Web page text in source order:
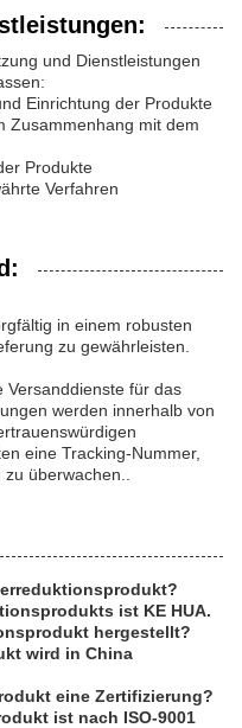
und Dienstleistungen
Einrichtung der Produkte
Zusammenhang mit dem
Produkte
Verfahren
in einem robusten
zu gewährleisten.
Versanddienste für das
werden innerhalb von
eine Tracking-Nummer,
überwachen..
ist KE HUA.
hergestellt?
wird in China
eine Zertifizierung?
ist nach ISO-9001